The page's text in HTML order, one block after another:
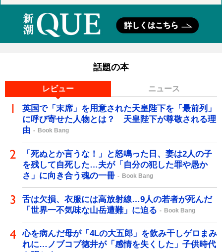
話題の本
レビュー ニュース
英国で「末席」を用意された天皇陛下を「最前列」
に呼び寄せた人物とは？ 天皇陛下が尊敬される理
由
Book Bang
「死ぬとか言うな！」と怒鳴った日、妻は2人の子
を残して自死した…夫が「自分の犯した罪や愚か
さ」に向き合う魂の一冊
Book Bang
舌は欠損、衣服には高放射線…9人の若者が死んだ
「世界一不気味な山岳遭難」に迫る
Book Bang
心を病んだ母が「4Lの大五郎」を飲み干しゲロまみ
れに…ノブコブ徳井が「感情を失くした」子供時代